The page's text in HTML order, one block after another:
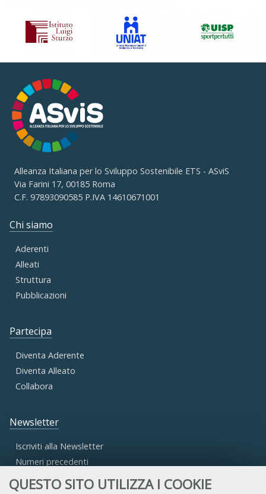
QUESTO SITO UTILIZZA I COOKIE
Alleanza Italiana per lo Sviluppo Sostenibile ETS - ASviS
Via Farini 17, 00185 Roma
C.F. 97893090585 P.IVA 14610671001
Chi siamo
Aderenti
Alleati
Struttura
Pubblicazioni
Partecipa
Diventa Aderente
Diventa Alleato
Collabora
Newsletter
Iscriviti alla Newsletter
Numeri precedenti